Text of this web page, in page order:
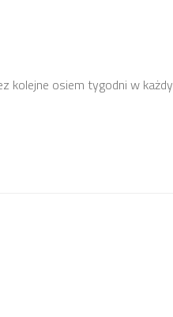
kolejne osiem tygodni w każdy